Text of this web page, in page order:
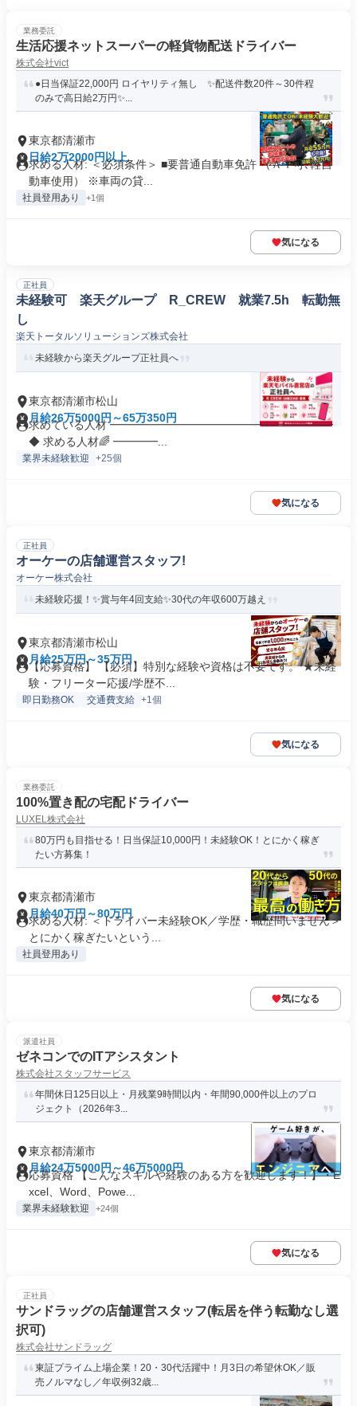
業務委託
生活応援ネットスーパーの軽貨物配送ドライバー
株式会社vict
●日当保証22,000円 ロイヤリティ無し ✨配送件数20件～30件程
のみで高日給2万円✨...
東京都清瀬市
日給2万2000円以上
求める人材: ＜必須条件＞ ■要普通自動車免許 （ＡＴ可､軽自
動車使用） ※車両の貸...
社員登用あり +1個
気になる
正社員
未経験可 楽天グループ R_CREW 就業7.5h 転勤無
し
楽天トータルソリューションズ株式会社
未経験から楽天グループ正社員へ
東京都清瀬市松山
月給26万5000円～65万350円
求めている人材 ━━━━━━━━━━━━━━━━━━━━
◆ 求める人材🌈 ━━━━...
業界未経験歓迎 +25個
気になる
正社員
オーケーの店舗運営スタッフ!
オーケー株式会社
未経験応援！✨賞与年4回支給✨30代の年収600万越え
東京都清瀬市松山
月給25万円～35万円
【応募資格】 【必須】特別な経験や資格は不要です。 ★未経
験・フリーター応援/学歴不...
即日勤務OK 交通費支給 +1個
気になる
業務委託
100%置き配の宅配ドライバー
LUXEL株式会社
80万円も目指せる！日当保証10,000円！未経験OK！とにかく稼ぎ
たい方募集！
東京都清瀬市
月給40万円～80万円
求める人材: ＜ドライバー未経験OK／学歴・職歴問いません＞
とにかく稼ぎたいという...
社員登用あり
気になる
派遣社員
ゼネコンでのITアシスタント
株式会社スタッフサービス
年間休日125日以上・月残業9時間以内・年間90,000件以上のプロ
ジェクト（2026年3...
東京都清瀬市
月給24万5000円～46万5000円
応募資格 【こんなスキルや経験のある方を歓迎します！】・E
xcel、Word、Powe...
業界未経験歓迎 +24個
気になる
正社員
サンドラッグの店舗運営スタッフ(転居を伴う転勤なし選
択可)
株式会社サンドラッグ
東証プライム上場企業！20・30代活躍中！月3日の希望休OK／販
売ノルマなし／年収例32歳...